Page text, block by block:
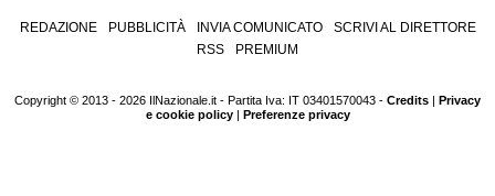
REDAZIONE PUBBLICITÀ INVIA COMUNICATO
SCRIVI AL DIRETTORE
RSS
PREMIUM
Copyright © 2013 - 2026 IlNazionale.it - Partita Iva: IT 03401570043 - Credits | Privacy
e cookie policy| Preferenze privacy